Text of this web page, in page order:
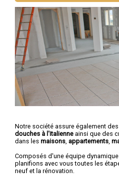
Notre société assure également
douches à l'italienne ainsi que des
dans les maisons appartements
Composés d'une équipe
planifions avec vous toutes les
neuf et la rénovation.